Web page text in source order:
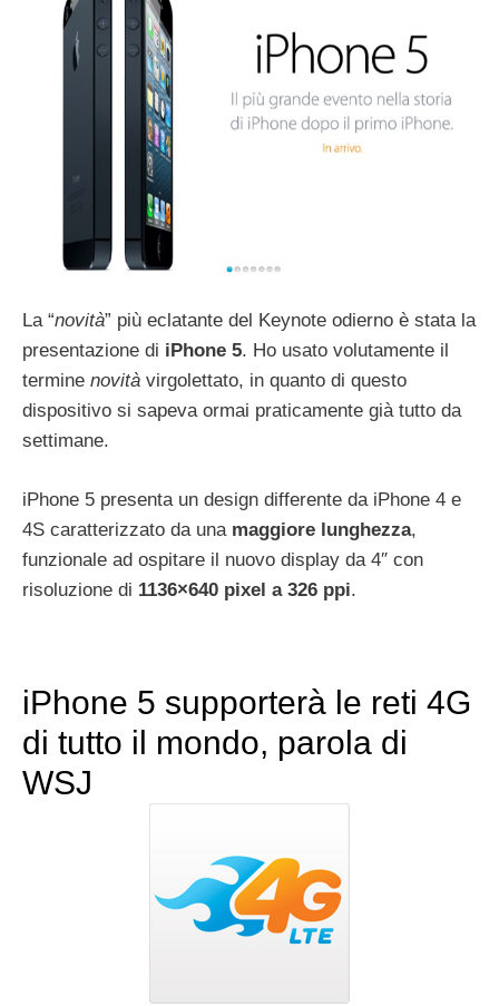
La “novità” più eclatante del Keynote odierno è stata la
presentazione di iPhone 5. Ho usato volutamente il
termine novità virgolettato, in quanto di questo
dispositivo si sapeva ormai praticamente già tutto da
settimane.
iPhone 5 presenta un design differente da iPhone 4 e
4S caratterizzato da una maggiore lunghezza,
funzionale ad ospitare il nuovo display da 4″ con
risoluzione di 1136×640 pixel a 326 ppi.
iPhone 5 supporterà le reti 4G
di tutto il mondo, parola di
WSJ